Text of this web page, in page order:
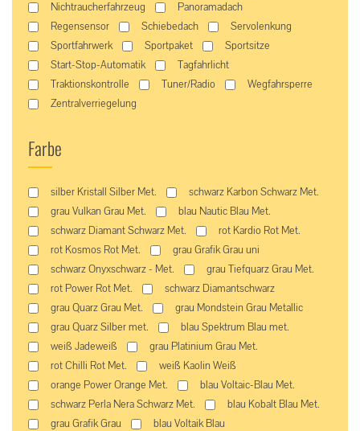
Nichtraucherfahrzeug
Panoramadach
Regensensor
Schiebedach
Servolenkung
Sportfahrwerk
Sportpaket
Sportsitze
Start-Stop-Automatik
Tagfahrlicht
Traktionskontrolle
Tuner/Radio
Wegfahrsperre
Zentralverriegelung
Farbe
silber Kristall Silber Met.
schwarz Karbon Schwarz Met.
grau Vulkan Grau Met.
blau Nautic Blau Met.
schwarz Diamant Schwarz Met.
rot Kardio Rot Met.
rot Kosmos Rot Met.
grau Grafik Grau uni
schwarz Onyxschwarz - Met.
grau Tiefquarz Grau Met.
rot Power Rot Met.
schwarz Diamantschwarz
grau Quarz Grau Met.
grau Mondstein Grau Metallic
grau Quarz Silber met.
blau Spektrum Blau met.
weiß Jadeweiß
grau Platinium Grau Met.
rot Chilli Rot Met.
weiß Kaolin Weiß
orange Power Orange Met.
blau Voltaic-Blau Met.
schwarz Perla Nera Schwarz Met.
blau Kobalt Blau Met.
grau Grafik Grau
blau Voltaik Blau